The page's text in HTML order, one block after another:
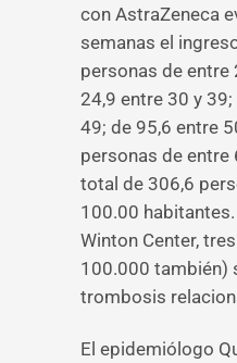
con AstraZeneca
semanas el
personas de entre
24,9 entre 30 y
49; de 95,6 entre
personas de entre
total de 306,6
100.00
Winton Center,
100.000 también)
trombosis
El epidemiólogo